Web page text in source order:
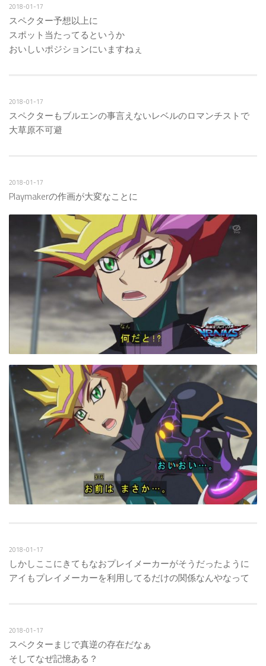
2018-01-17
スペクター予想以上に
スポット当たってるというか
おいしいポジションにいますねぇ
2018-01-17
スペクターもブルエンの事言えないレベルのロマンチストで
大草原不可避
2018-01-17
Playmakerの作画が大変なことに
2018-01-17
しかしここにきてもなおプレイメーカーがそうだったように
アイもプレイメーカーを利用してるだけの関係なんやなって
2018-01-17
スペクターまじで真逆の存在だなぁ
そしてなぜ記憶ある？